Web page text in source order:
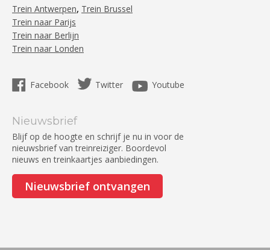
Trein Antwerpen, Trein Brussel
Trein naar Parijs
Trein naar Berlijn
Trein naar Londen
Facebook Twitter Youtube
Nieuwsbrief
Blijf op de hoogte en schrijf je nu in voor de
nieuwsbrief van treinreiziger. Boordevol
nieuws en treinkaartjes aanbiedingen.
Nieuwsbrief ontvangen